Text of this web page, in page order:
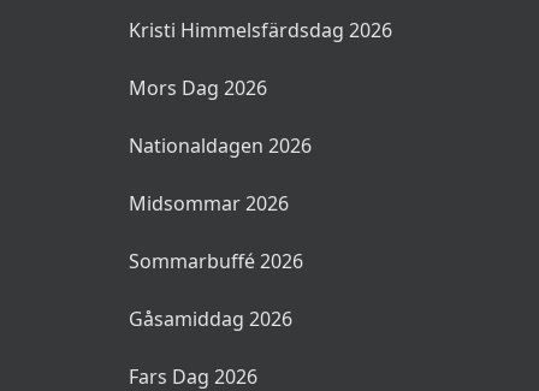
Kristi Himmelsfärdsdag 2026
Mors Dag 2026
Nationaldagen 2026
Midsommar 2026
Sommarbuffé 2026
Gåsamiddag 2026
Fars Dag 2026